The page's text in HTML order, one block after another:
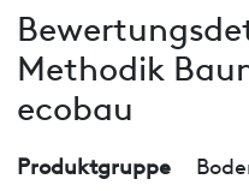
Methodik
ecobau
Produktgruppe